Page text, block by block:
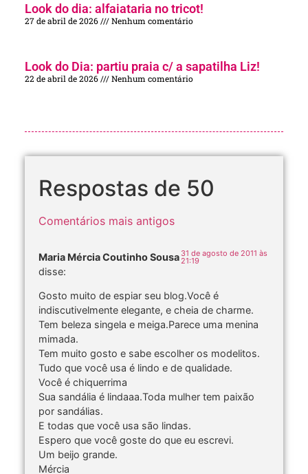
Look do dia: alfaiataria no tricot!
27 de abril de 2026 Nenhum comentário
Look do Dia: partiu praia c/ a sapatilha Liz!
22 de abril de 2026 Nenhum comentário
Respostas de 50
Comentários mais antigos
Maria Mércia Coutinho Sousa
disse:
31 de agosto de 2011 às
21:19
Gosto muito de espiar seu blog.Você é
indiscutivelmente elegante, e cheia de charme.
Tem beleza singela e meiga.Parece uma menina
mimada.
Tem muito gosto e sabe escolher os modelitos.
Tudo que você usa é lindo e de qualidade.
Você é chiquerrima
Sua sandália é lindaaa.Toda mulher tem paixão
por sandálias.
E todas que você usa são lindas.
Espero que você goste do que eu escrevi.
Um beijo grande.
Mércia